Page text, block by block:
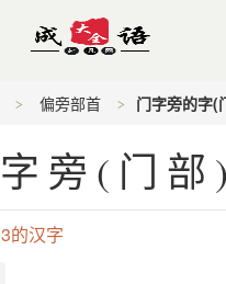
偏旁部首 门字旁的字(
旁(门部)
的汉字